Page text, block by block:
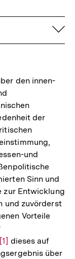
den innen-
der
und
Sinn und
zur Entwicklung
und zuvörderst
Vorteile
Zur
Auflösung
[1] dieses auf
über